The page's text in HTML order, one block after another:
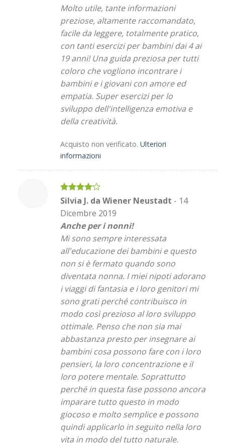
Molto utile, tante informazioni
preziose, altamente raccomandato,
facile da leggere, totalmente pratico,
con tanti esercizi per bambini dai 4 ai
19 anni! Una guida preziosa per tutti
coloro che vogliono incontrare i
bambini e i giovani con amore ed
empatia. Super esercizi per lo
sviluppo dell'intelligenza emotiva e
della creatività.
Acquisto non verificato. Ulteriori
informazioni
Valutato
su 5
Silvia J. da Wiener Neustadt - 14
Dicembre 2019
Anche per i nonni!
Mi sono sempre interessata
all'educazione dei bambini e questo
non si è fermato quando sono
diventata nonna. I miei nipoti adorano
i viaggi di fantasia e i loro genitori mi
sono grati perché contribuisco in
modo così prezioso al loro sviluppo
ottimale. Penso che non sia mai
abbastanza presto per insegnare ai
bambini cosa possono fare con i loro
pensieri, la loro concentrazione e il
loro potere mentale. Soprattutto
perché in questa fase possono ancora
imparare tutto questo in modo
giocoso e molto semplice e possono
quindi applicarlo in seguito nella loro
vita in modo del tutto naturale.